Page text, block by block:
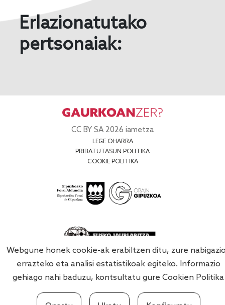
Erlazionatutako
pertsonaiak:
CC BY SA 2026 iametza
LEGE OHARRA
PRIBATUTASUN POLITIKA
COOKIE POLITIKA
Webgune honek cookie-ak erabiltzen ditu, zure
errazteko eta analisi estatistikoak egiteko. Informazio
gehiago nahi baduzu, kontsultatu gure Cookien Politika